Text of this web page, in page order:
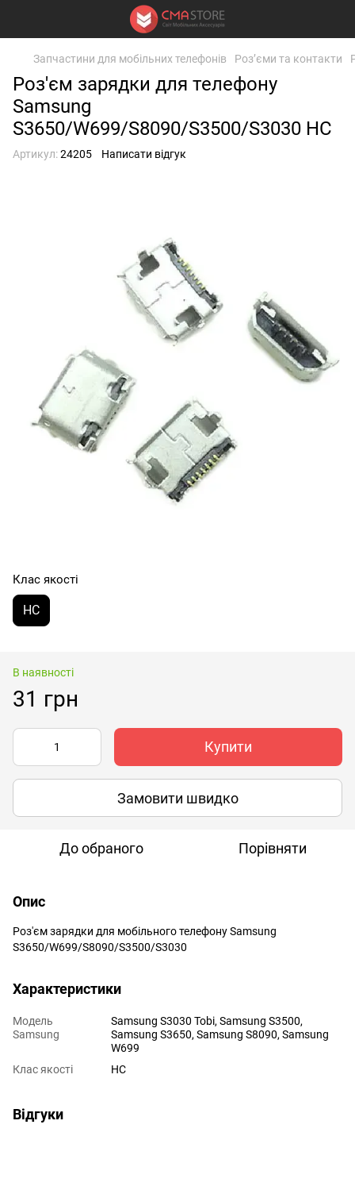
Запчастини для мобільних телефонів Роз’єми та контакти
Роз'єм зарядки для телефону
Samsung
S3650/W699/S8090/S3500/S3030 HC
Артикул:24205 Написати відгук
Клас якості
HC
В наявності
31 грн
Купити
Замовити швидко
До обраного Порівняти
Опис
Роз'єм зарядки для мобільного телефону Samsung
S3650/W699/S8090/S3500/S3030
Характеристики
Модель
Samsung
Samsung S3030 Tobi, Samsung S3500,
Samsung S3650, Samsung S8090, Samsung
W699
Клас якості
HC
Відгуки